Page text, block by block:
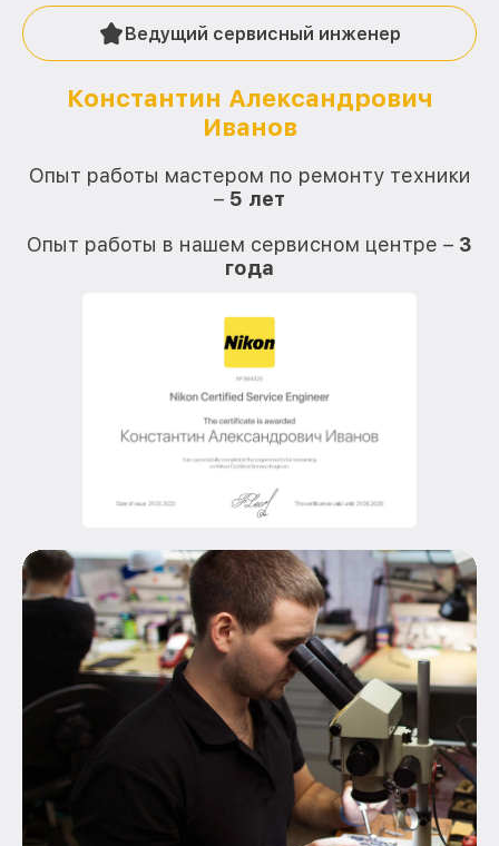
Ведущий сервисный инженер
Константин Александрович
Иванов
Опыт работы мастером по ремонту техники
– 5 лет
Опыт работы в нашем сервисном центре – 3
года